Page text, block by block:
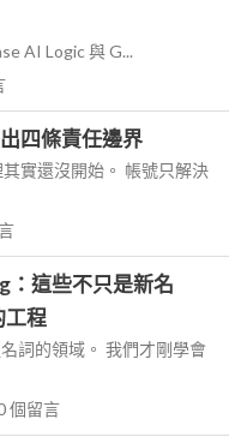
AI Logic 與 G...
四條責任邊界
實還沒開始。 帳號只解決
這些不只是新名
工程
詞的領域。 我們才剛學會
個留言